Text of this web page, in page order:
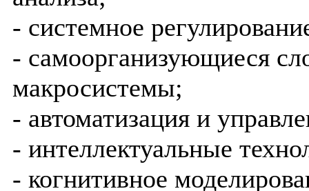
- системное
- самоорганизующиеся
макросистемы;
- автоматизация и
- интеллектуальные
- когнитивное